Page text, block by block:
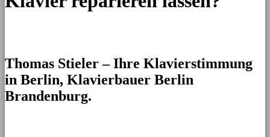
Thomas Stieler – Ihre Klavierstimmung
in Berlin, Klavierbauer Berlin
Brandenburg.